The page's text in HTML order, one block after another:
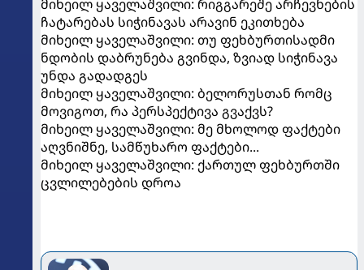
მიხეილ ყაველაშვილი: რიგგარეშე არჩევნების
ჩატარებას სიჭინავას არავინ ეკითხება
მიხეილ ყაველაშვილი: თუ ფეხბურთისადმი
ნდობის დაბრუნება გვინდა, ზვიად სიჭინავა
უნდა გადადგეს
მიხეილ ყაველაშვილი: ბელორუსთან რომც
მოვიგოთ, რა პერსპექტივა გვაქვს?
მიხეილ ყაველაშვილი: მე მხოლოდ ფაქტები
აღვნიშნე, სამწუხარო ფაქტები...
მიხეილ ყაველაშვილი: ქართულ ფეხბურთში
ცვლილებების დროა